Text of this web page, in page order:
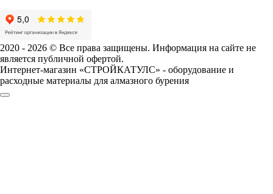
2020 - 2026 © Все права защищены. Информация на сайте не
является публичной офертой.
Интернет-магазин «СТРОЙКАТУЛС» - оборудование и
расходные материалы для алмазного бурения